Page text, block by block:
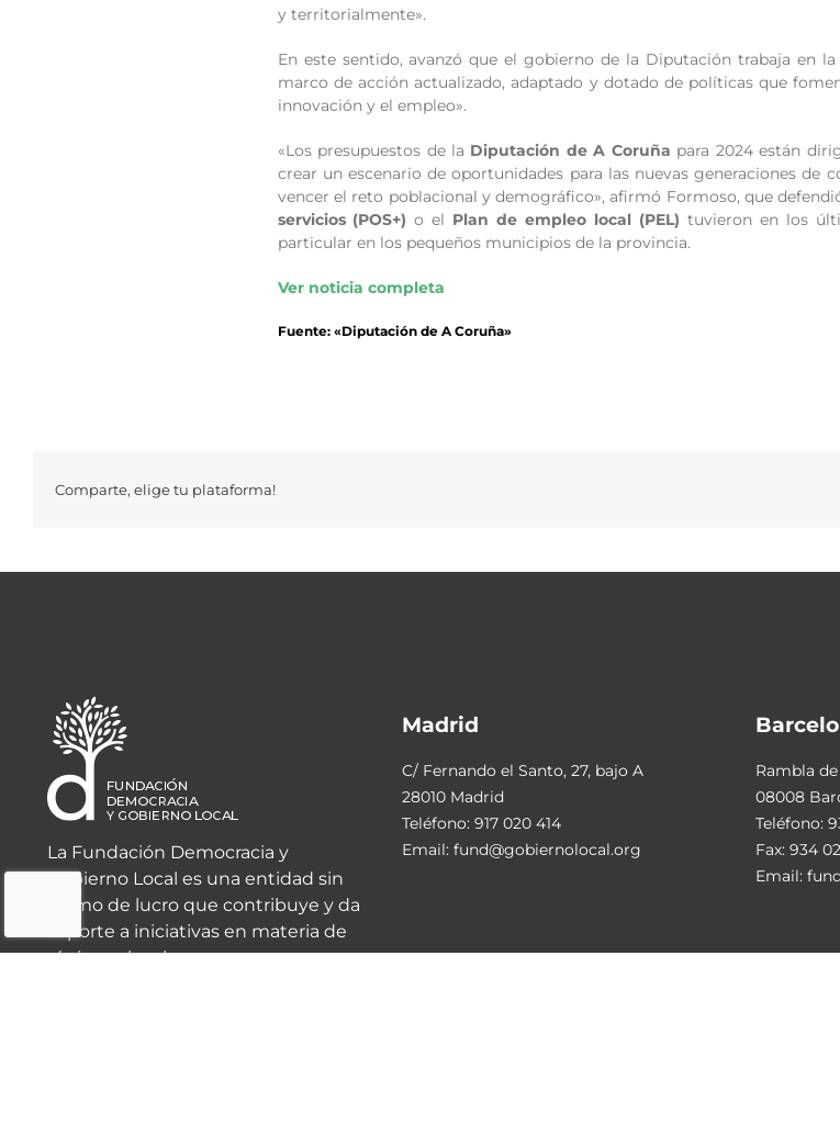
y territorialmente».
En este sentido, avanzó que el gobierno de la Diputación trabaja en
marco de acción actualizado, adaptado y dotado de políticas que
innovación y el empleo».
«Los presupuestos de la Diputación de A Coruña para 2024 están
crear un escenario de oportunidades para las nuevas generaciones
vencer el reto poblacional y demográfico», afirmó Formoso, que
servicios (POS+) o el Plan de empleo local (PEL) tuvieron en los
particular en los pequeños municipios de la provincia.
Ver noticia completa
Fuente: «Diputación de A Coruña»
Comparte, elige tu plataforma!
La Fundación Democracia y
Gobierno Local es una entidad sin
ánimo de lucro que contribuye y da
soporte a iniciativas en materia de
régimen local.
Madrid
C/ Fernando el Santo, 27, bajo A
28010 Madrid
Teléfono: 917 020 414
Email: fund@gobiernolocal.org
Rambla
08008
Teléfono:
Fax: 934
Email: